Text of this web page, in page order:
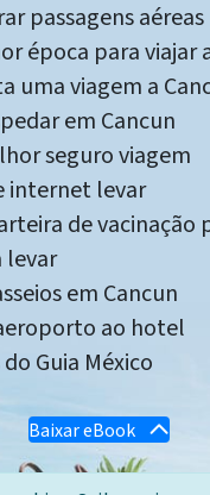
passagens aéreas
época para viajar
uma viagem a
em Cancun
seguro viagem
internet levar
de vacinação
levar
em Cancun
ao hotel
Guia México
Baixar eBook